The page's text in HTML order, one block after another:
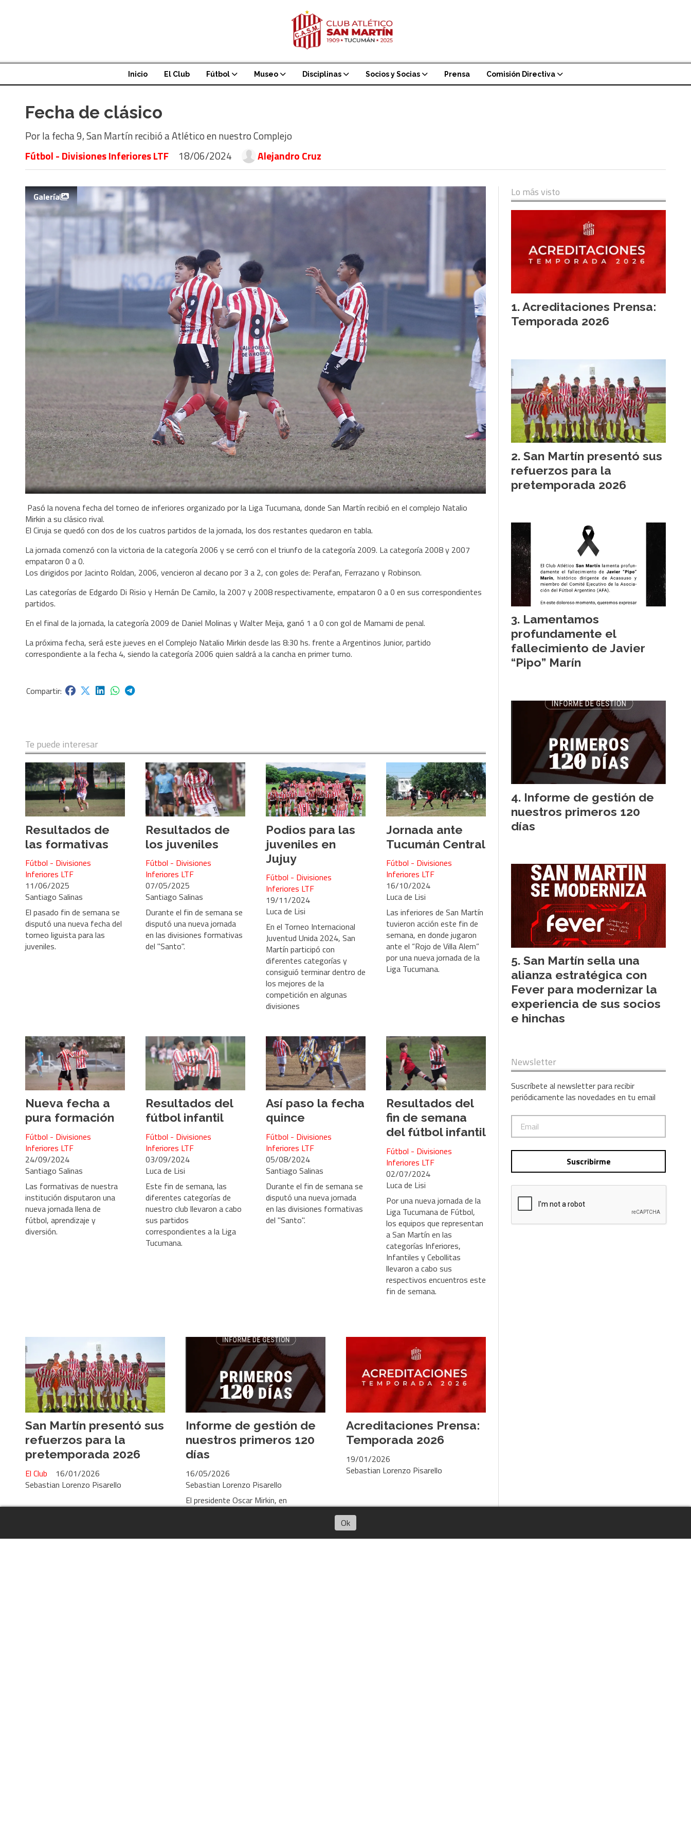
Inicio El Club Fútbol Museo Disciplinas Socios y Socias Prensa Comisión Directiva
Fecha de clásico
Por la fecha 9, San Martín recibió a Atlético en nuestro Complejo
Fútbol - Divisiones Inferiores LTF
18/06/2024 Alejandro Cruz
Galería
Pasó la novena fecha del torneo de inferiores organizado por la Liga Tucumana, donde San Martín recibió en el complejo Natalio
Mirkin a su clásico rival.
El Ciruja se quedó con dos de los cuatros partidos de la jornada, los dos restantes quedaron en tabla.
La jornada comenzó con la victoria de la categoría 2006 y se cerró con el triunfo de la categoría 2009. La categoría 2008 y 2007
empataron 0 a 0.
Los dirigidos por Jacinto Roldan, 2006, vencieron al decano por 3 a 2, con goles de: Perafan, Ferrazano y Robinson.
Las categorías de Edgardo Di Risio y Hernán De Camilo, la 2007 y 2008 respectivamente, empataron 0 a 0 en sus correspondientes
partidos.
En el final de la jornada, la categoría 2009 de Daniel Molinas y Walter Meija, ganó 1 a 0 con gol de Mamami de penal.
La próxima fecha, será este jueves en el Complejo Natalio Mirkin desde las 8:30 hs. frente a Argentinos Junior, partido
correspondiente a la fecha 4, siendo la categoría 2006 quien saldrá a la cancha en primer turno.
Te puede interesar
Resultados de
las formativas
Santiago Salinas
Fútbol - Divisiones
Inferiores LTF
11/06/2025
El pasado fin de semana se
disputó una nueva fecha del
torneo liguista para las
juveniles.
Resultados de
los juveniles
Santiago Salinas
Fútbol - Divisiones
Inferiores LTF
07/05/2025
Durante el fin de semana se
disputó una nueva jornada
en las divisiones formativas
del "Santo".
Podios para las
juveniles en
Jujuy
Luca de Lisi
Fútbol - Divisiones
Inferiores LTF
19/11/2024
En el Torneo Internacional
Juventud Unida 2024, San
Martín participó con
diferentes categorías y
consiguió terminar dentro de
los mejores de la
competición en algunas
divisiones
Jornada ante
Tucumán Central
Luca de Lisi
Fútbol - Divisiones
Inferiores LTF
16/10/2024
Las inferiores de San Martín
tuvieron acción este fin de
semana, en donde jugaron
ante el “Rojo de Villa Alem”
por una nueva jornada de la
Liga Tucumana.
Nueva fecha a
pura formación
Santiago Salinas
Fútbol - Divisiones
Inferiores LTF
24/09/2024
Las formativas de nuestra
institución disputaron una
nueva jornada llena de
fútbol, aprendizaje y
diversión.
Resultados del
fútbol infantil
Luca de Lisi
Fútbol - Divisiones
Inferiores LTF
03/09/2024
Este fin de semana, las
diferentes categorías de
nuestro club llevaron a cabo
sus partidos
correspondientes a la Liga
Tucumana.
Así paso la fecha
quince
Santiago Salinas
Fútbol - Divisiones
Inferiores LTF
05/08/2024
Durante el fin de semana se
disputó una nueva jornada
en las divisiones formativas
del "Santo".
Resultados del
fin de semana
del fútbol infantil
Luca de Lisi
Fútbol - Divisiones
Inferiores LTF
02/07/2024
Por una nueva jornada de la
Liga Tucumana de Fútbol,
los equipos que representan
a San Martín en las
categorías Inferiores,
Infantiles y Cebollitas
llevaron a cabo sus
respectivos encuentros este
fin de semana.
San Martín presentó sus
refuerzos para la
pretemporada 2026
Sebastian Lorenzo Pisarello
El Club 16/01/2026
Informe de gestión de
nuestros primeros 120
días
Sebastian Lorenzo Pisarello
16/05/2026
El presidente Oscar Mirkin, en
Acreditaciones Prensa:
Temporada 2026
Sebastian Lorenzo Pisarello
19/01/2026
Lo más visto
Acreditaciones Prensa:
Temporada 2026
San Martín presentó sus
refuerzos para la
pretemporada 2026
Lamentamos
profundamente el
fallecimiento de Javier
“Pipo” Marín
Informe de gestión de
nuestros primeros 120
días
San Martín sella una
alianza estratégica con
Fever para modernizar la
experiencia de sus socios
e hinchas
Newsletter
Suscríbete al newsletter para recibir
periódicamente las novedades en tu email
Suscribirme
Ok